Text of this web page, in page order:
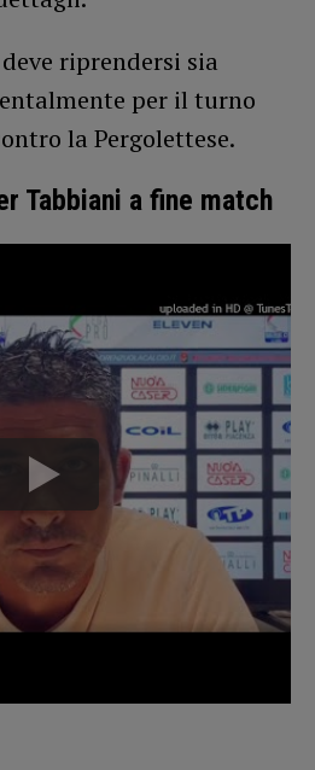
riprendersi sia
per il turno
la Pergolettese.
Tabbiani a fine match